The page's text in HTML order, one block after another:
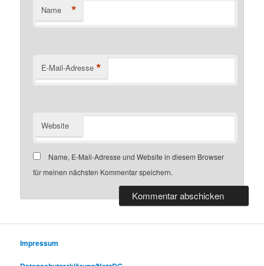
Name *
E-Mail-Adresse *
Website
Name, E-Mail-Adresse und Website in diesem Browser
für meinen nächsten Kommentar speichern.
Impressum